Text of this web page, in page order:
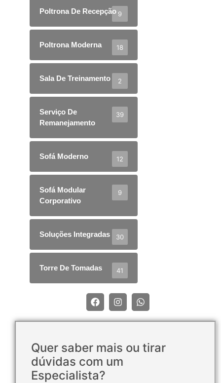
Poltrona De Recepção 9
Poltrona Moderna 18
Sala De Treinamento 2
Serviço De
Remanejamento
39
Sofá Moderno 12
Sofá Modular
Corporativo
9
Soluções Integradas 30
Torre De Tomadas 41
Quer saber mais ou tirar
dúvidas com um
Especialista?